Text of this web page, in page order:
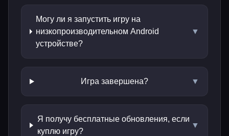
Могу ли я запустить игру на
низкопроизводительном Android
устройстве?
▼
Игра завершена? ▼
Я получу бесплатные обновления, если
куплю игру?
▼